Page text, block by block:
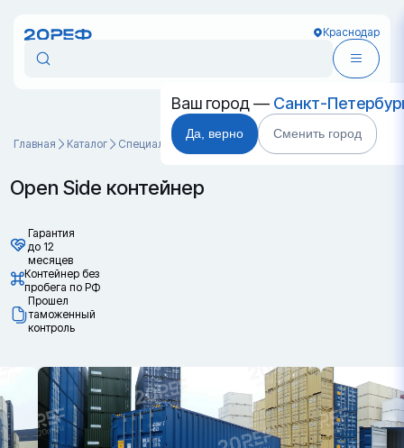
Краснодар
Ваш город — Санкт-
Да, верно Сменить город
Главная Каталог Специальные контейнеры Open Side контейнер
Open Side контейнер
Гарантия
до 12
месяцев
Контейнер без
пробега по РФ
Прошел
таможенный
контроль